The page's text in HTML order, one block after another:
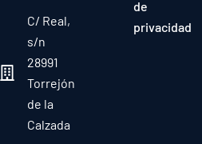
C/ Real,
s/n
28991
Torrejón
de la
Calzada
de
privacidad